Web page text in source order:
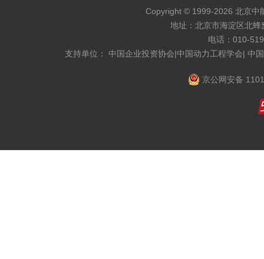
Copyright © 1999-2026 北京中
地址：北京市海淀区北
电话：010-
支持单位： 中国企业投资协会|中国动力工程学会| 中
京公网安备